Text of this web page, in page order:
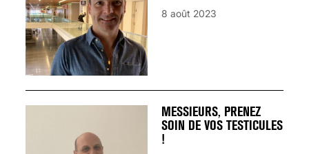
8 août 2023
MESSIEURS, PRENEZ
SOIN DE VOS TESTICULES
!